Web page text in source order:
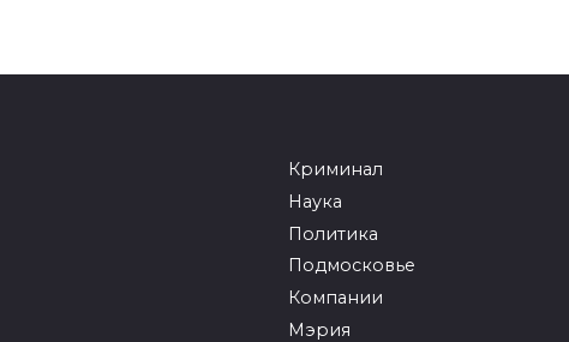
Криминал
Наука
Политика
Подмосковье
Компании
Мэрия